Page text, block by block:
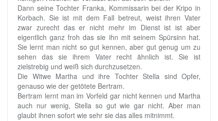
Dann seine Tochter Franka, Kommissarin bei der Kripo in
Korbach. Sie ist mit dem Fall betreut, weist ihren Vater
zwar zurecht das er nicht mehr im Dienst ist ist aber
eigentlich ganz froh das sie ihn mit seinem Spürsinn hat.
Sie lernt man nicht so gut kennen, aber gut genug um zu
sehen das sie ihrem Vater recht ähnlich ist. Sie ist
zielstrebig und weiß sich durchzusetzen.
Die Witwe Martha und ihre Tochter Stella sind Opfer,
genauso wie der getötete Bertram.
Bertram lernt man im Vorfeld gar nicht kennen und Martha
auch nur wenig, Stella so gut wie gar nicht. Aber man
glaubt ihnen sofort wie sehr sie das alles mitnimmt.